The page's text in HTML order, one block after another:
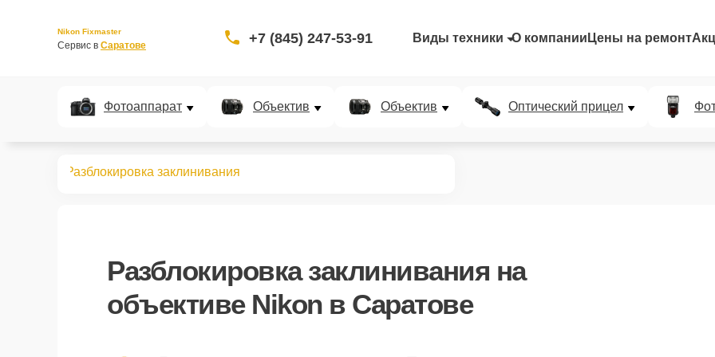
Nikon Fixmaster
Сервис в Саратове +7 (845) 247-53-91 Виды техники О компании Цены на ремонт
Фотоаппарат Объектив Объектив Оптический прицел
Разблокировка заклинивания
Разблокировка заклинивания на
объективе Nikon в Саратове